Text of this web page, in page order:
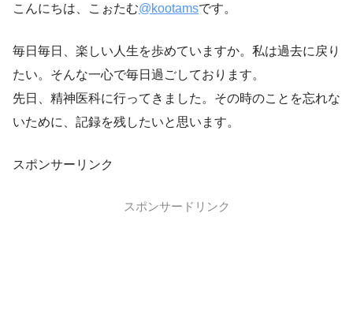
こんにちは、こぉたむ@kootamsです。
毎日毎日、楽しい人生を歩めていますか。私は過去に戻り
たい。そんな一心で毎日過ごしております。
先日、精神医科に行ってきました。その時のことを忘れな
いために、記録を残したいと思います。
スポンサーリンク
スポンサードリンク